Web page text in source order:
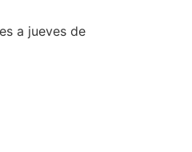
a jueves de